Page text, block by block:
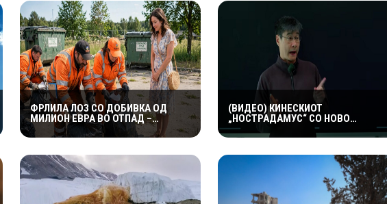
ФРЛИЛА ЛОЗ СО ДОБИВКА ОД
МИЛИОН ЕВРА ВО ОТПАД –
КОМУНАЛЦИТЕ НАПРАВИЛЕ ЧУДО
ЗА ДА ГО ПРОНАЈДАТ
(ВИДЕО) КИНЕСКИОТ
„НОСТРАДАМУС“ СО НОВО
ПРЕДУПРЕДУВАЊЕ: ТВРДИ ДЕКА
СВЕТОТ ГО ОЧЕКУВААТ
ПРОМЕНИ